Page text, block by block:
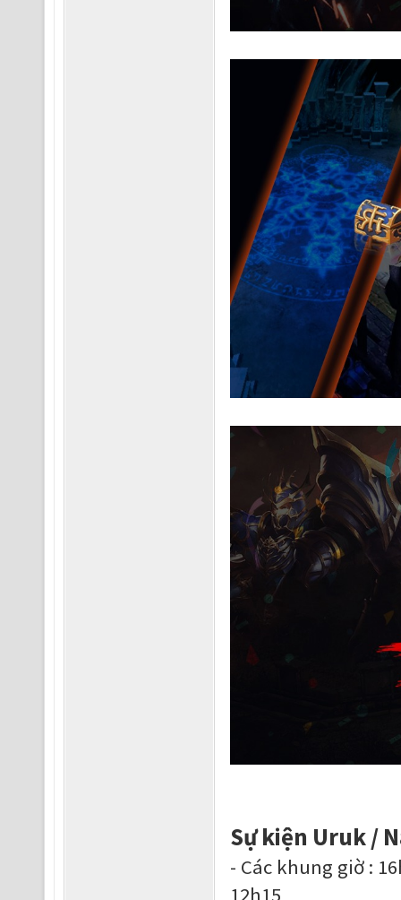
Sự kiện Uruk /
- Các khung giờ :
12h15